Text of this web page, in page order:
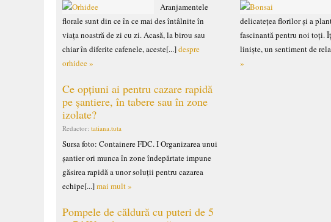
Aranjamentele
florale sunt din ce în ce mai des întâlnite în
viața noastră de zi cu zi. Acasă, la birou sau
chiar în diferite cafenele, aceste[...]despre
orhidee »
Ce opțiuni ai pentru cazare rapidă
pe șantiere, în tabere sau în zone
izolate?
Redactor: tatiana.tuta
Sursa foto: Containere FDC. I Organizarea unui
șantier ori munca în zone îndepărtate impune
găsirea rapidă a unor soluții pentru cazarea
echipe[...]mai mult »
Pompele de căldură cu puteri de 5
delicatețea florilor și a
fascinantă pentru noi toți.
liniște, un sentiment de
»